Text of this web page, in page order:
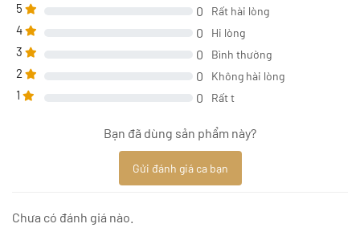
5 0 Rất hài lòng
4 0 Hi lòng
3 0 Bình thường
2 0 Không hài lòng
1 0 Rất t
Bạn đã dùng sản phẩm này?
Gửi đánh giá ca bạn
Chưa có đánh giá nào.